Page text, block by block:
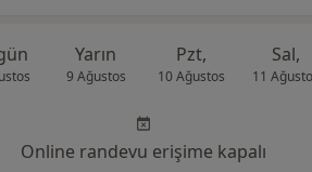
Yarın
9 Ağustos
Pzt,
10 Ağustos
Sal,
11
Online randevu erişime kapalı